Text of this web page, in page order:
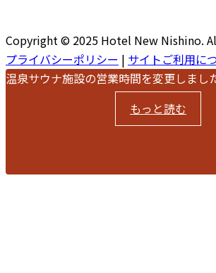
Copyright © 2025 Hotel New Nishino.
プライバシーポリシー | サイトご利用に
温泉サウナ施設の営業時間を変更しまし
もっと読む